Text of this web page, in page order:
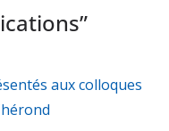
”
aux colloques